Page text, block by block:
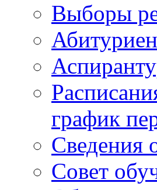
Выборы
график
Сведения
Совет